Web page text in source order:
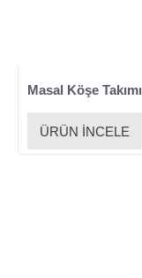
Masal Köşe Takımı
ÜRÜN İNCELE